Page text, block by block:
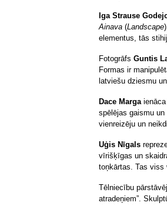
Iga Strause
Ainava (Landscape
elementus, tās
Fotogrāfs Guntis
Formas ir
latviešu dziesmu
Dace Margaienāca
spēlējas gaismu
vienreizēju un
Uģis Nīgals
vīrišķīgas un
toņkārtas. Tas
Tēlniecību
atradeņiem”.